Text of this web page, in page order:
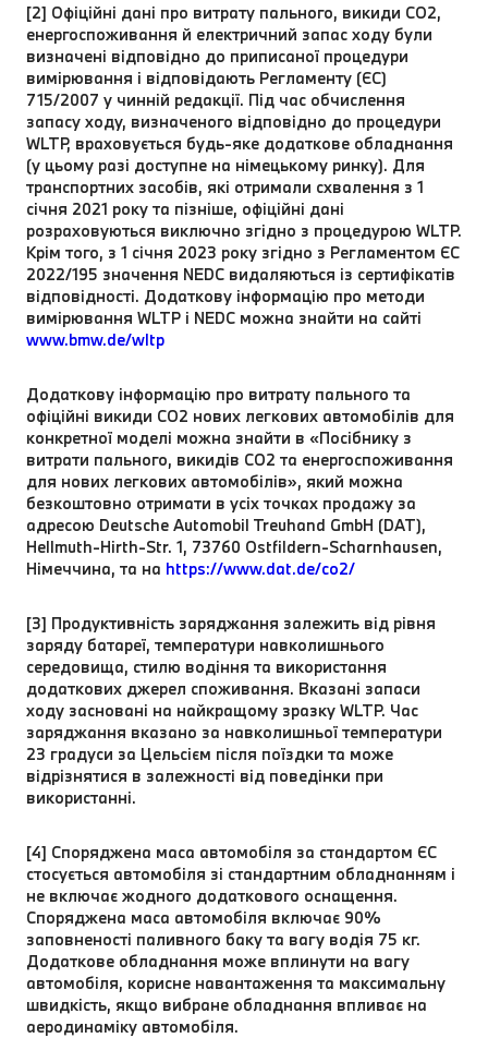
[2] Офіційні дані про витрату пального, викиди CO2,
енергоспоживання й електричний запас ходу були
визначені відповідно до приписаної процедури
вимірювання і відповідають Регламенту (ЄС)
715/2007 у чинній редакції. Під час обчислення
запасу ходу, визначеного відповідно до процедури
WLTP, враховується будь-яке додаткове обладнання
(у цьому разі доступне на німецькому ринку). Для
транспортних засобів, які отримали схвалення з 1
січня 2021 року та пізніше, офіційні дані
розраховуються виключно згідно з процедурою WLTP.
Крім того, з 1 січня 2023 року згідно з Регламентом ЄС
2022/195 значення NEDC видаляються із сертифікатів
відповідності. Додаткову інформацію про методи
вимірювання WLTP і NEDC можна знайти на сайті
www.bmw.de/wltp
Додаткову інформацію про витрату пального та
офіційні викиди CO2 нових легкових автомобілів для
конкретної моделі можна знайти в «Посібнику з
витрати пального, викидів CO2 та енергоспоживання
для нових легкових автомобілів», який можна
безкоштовно отримати в усіх точках продажу за
адресою Deutsche Automobil Treuhand GmbH (DAT),
Hellmuth-Hirth-Str. 1, 73760 Ostfildern-Scharnhausen,
Німеччина, та на https://www.dat.de/co2/
[3] Продуктивність заряджання залежить від рівня
заряду батареї, температури навколишнього
середовища, стилю водіння та використання
додаткових джерел споживання. Вказані запаси
ходу засновані на найкращому зразку WLTP. Час
заряджання вказано за навколишньої температури
23 градуси за Цельсієм після поїздки та може
відрізнятися в залежності від поведінки при
використанні.
[4] Споряджена маса автомобіля за стандартом ЄC
стосується автомобіля зі стандартним обладнанням і
не включає жодного додаткового оснащення.
Споряджена маса автомобіля включає 90%
заповненості паливного баку та вагу водія 75 кг.
Додаткове обладнання може вплинути на вагу
автомобіля, корисне навантаження та максимальну
швидкість, якщо вибране обладнання впливає на
аеродинаміку автомобіля.